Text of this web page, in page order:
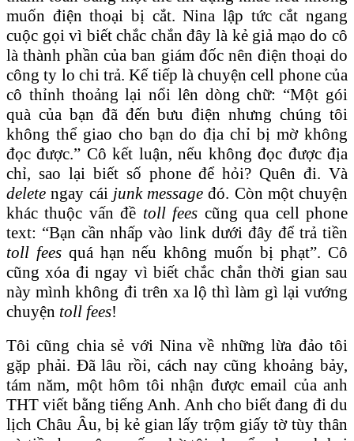
muốn điện thoại bị cắt. Nina lập tức cắt ngang
cuộc gọi vì biết chắc chắn đây là kẻ giả mạo do cô
là thành phần của ban giám đốc nên điện thoại do
công ty lo chi trả. Kế tiếp là chuyện cell phone của
cô thỉnh thoảng lại nổi lên dòng chữ: “Một gói
quà của bạn đã đến bưu điện nhưng chúng tôi
không thể giao cho bạn do địa chỉ bị mờ không
đọc được.” Cô kết luận, nếu không đọc được địa
chỉ, sao lại biết số phone để hỏi? Quên đi. Và
delete ngay cái junk message đó. Còn một chuyện
khác thuộc vấn đề toll fees cũng qua cell phone
text: “Bạn cần nhấp vào link dưới đây để trả tiền
toll fees quá hạn nếu không muốn bị phạt”. Cô
cũng xóa đi ngay vì biết chắc chắn thời gian sau
này mình không đi trên xa lộ thì làm gì lại vướng
chuyện toll fees!
Tôi cũng chia sẻ với Nina về những lừa đảo tôi
gặp phải. Đã lâu rồi, cách nay cũng khoảng bảy,
tám năm, một hôm tôi nhận được email của anh
THT viết bằng tiếng Anh. Anh cho biết đang đi du
lịch Châu Âu, bị kẻ gian lấy trộm giấy tờ tùy thân